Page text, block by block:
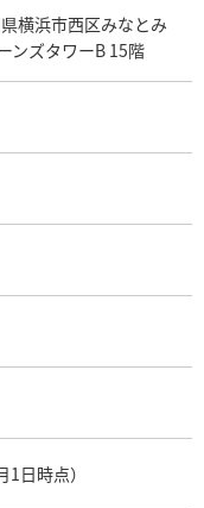
横浜市西区みなとみ
ンズタワーB 15階
日時点）